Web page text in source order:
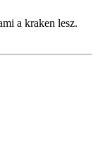
a kraken lesz.